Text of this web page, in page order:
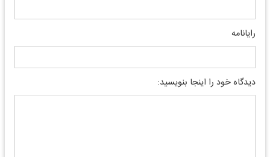
رایانامه
دیدگاه خود را اینجا بنویسید: